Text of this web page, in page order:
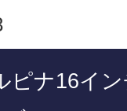
ピナ16イ